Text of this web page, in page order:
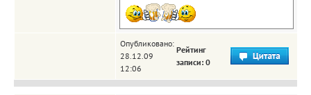
Опубликовано:
28.12.09
12:06
Рейтинг
записи: 0